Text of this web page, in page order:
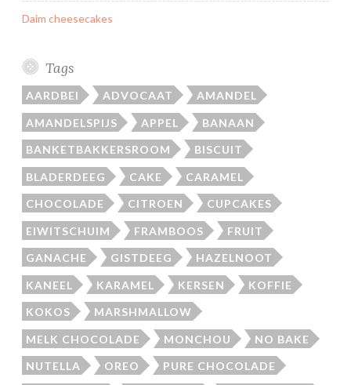
Daim cheesecakes
Tags
AARDBEI ADVOCAAT AMANDEL
AMANDELSPIJS APPEL BANAAN
BANKETBAKKERSROOM BISCUIT
BLADERDEEG CAKE CARAMEL
CHOCOLADE CITROEN CUPCAKES
EIWITSCHUIM FRAMBOOS FRUIT
GANACHE GISTDEEG HAZELNOOT
KANEEL KARAMEL KERSEN KOFFIE
KOKOS MARSHMALLOW
MELK CHOCOLADE MONCHOU NO BAKE
NUTELLA OREO PURE CHOCOLADE